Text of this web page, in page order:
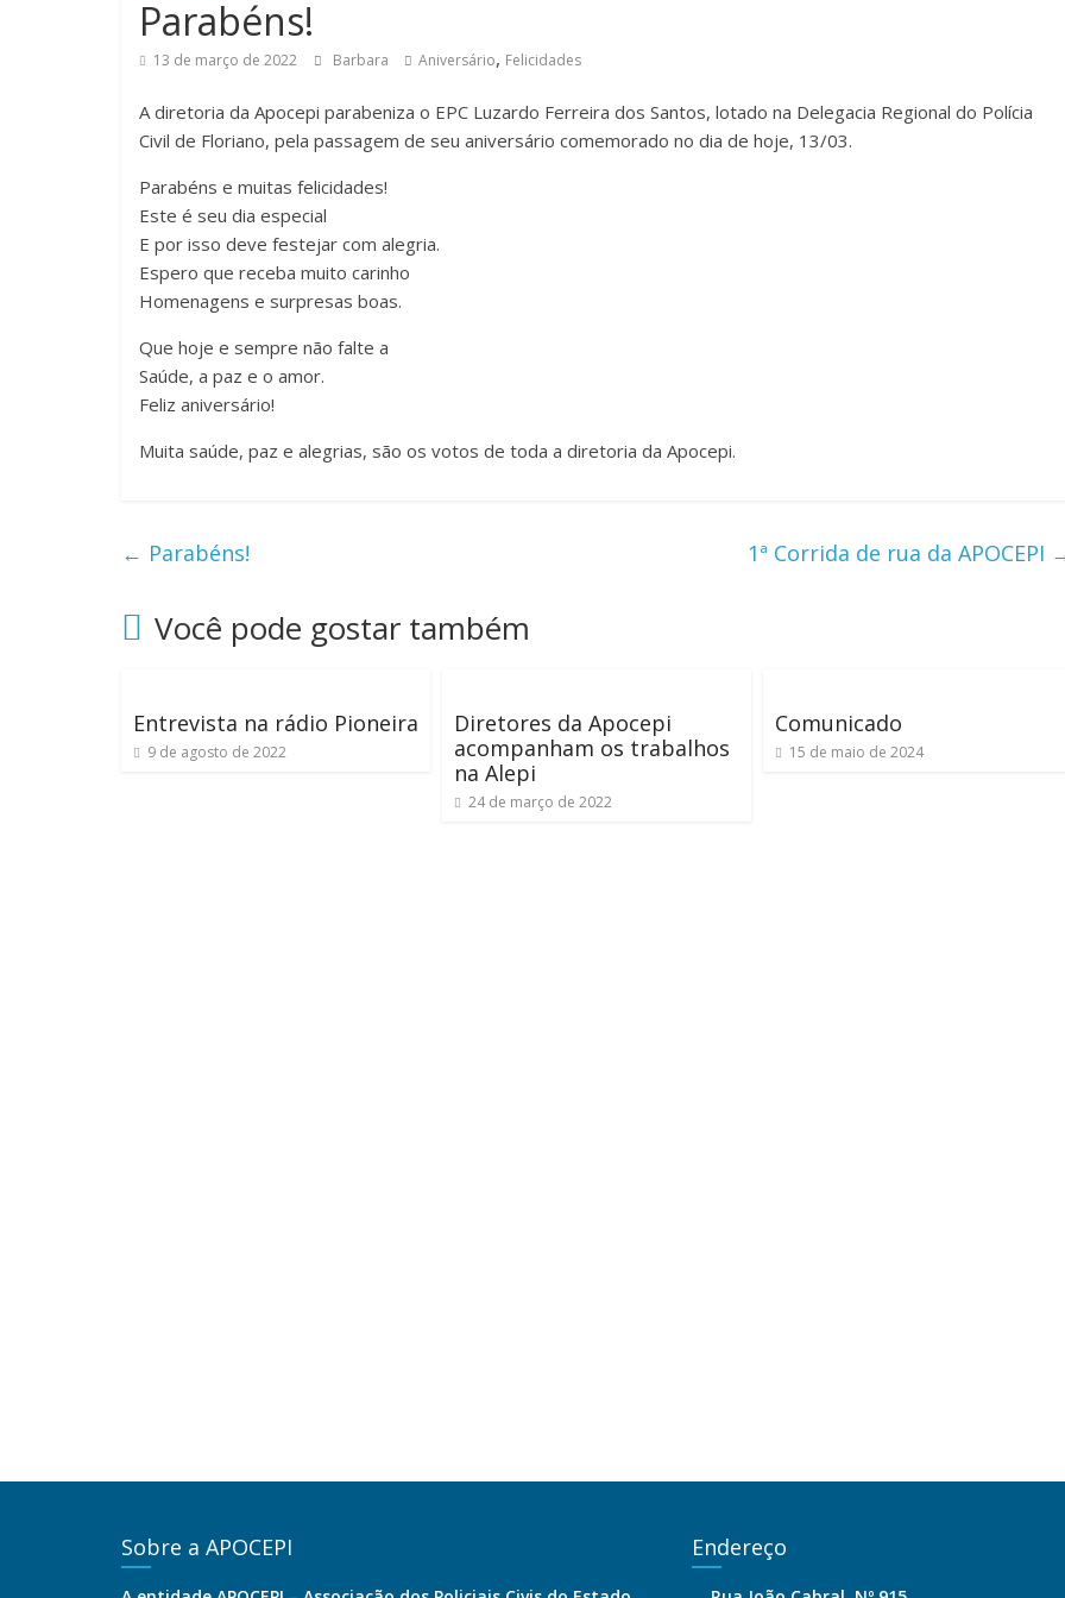
Parabéns!
13 de março de 2022 Barbara Aniversário, Felicidades
A diretoria da Apocepi parabeniza o EPC Luzardo Ferreira dos Santos, lotado na Delegacia Regional do Polícia
Civil de Floriano, pela passagem de seu aniversário comemorado no dia de hoje, 13/03.
Parabéns e muitas felicidades!
Este é seu dia especial
E por isso deve festejar com alegria.
Espero que receba muito carinho
Homenagens e surpresas boas.
Que hoje e sempre não falte a
Saúde, a paz e o amor.
Feliz aniversário!
Muita saúde, paz e alegrias, são os votos de toda a diretoria da Apocepi.
← Parabéns! 1ª Corrida de rua da APOCEPI
Você pode gostar também
Entrevista na rádio Pioneira
9 de agosto de 2022
Diretores da Apocepi
acompanham os trabalhos
na Alepi
24 de março de 2022
Comunicado
15 de maio de 2024
Sobre a APOCEPI Endereço